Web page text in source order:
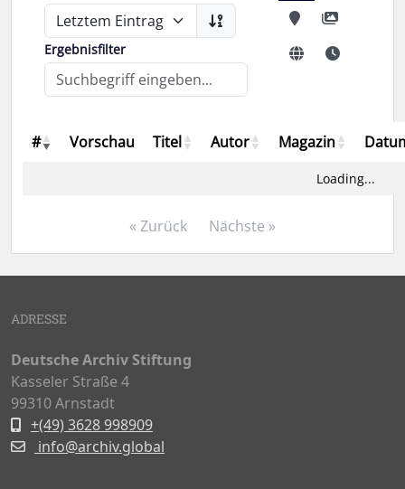
Ergebnisfilter
# Vorschau Titel Autor Magazin
Loading...
« Zurück Nächste »
ADRESSE
Deutsche Archiv Stiftung
Kasseler Straße 4
99310 Arnstadt
+(49) 3628 998909
info@archiv.global